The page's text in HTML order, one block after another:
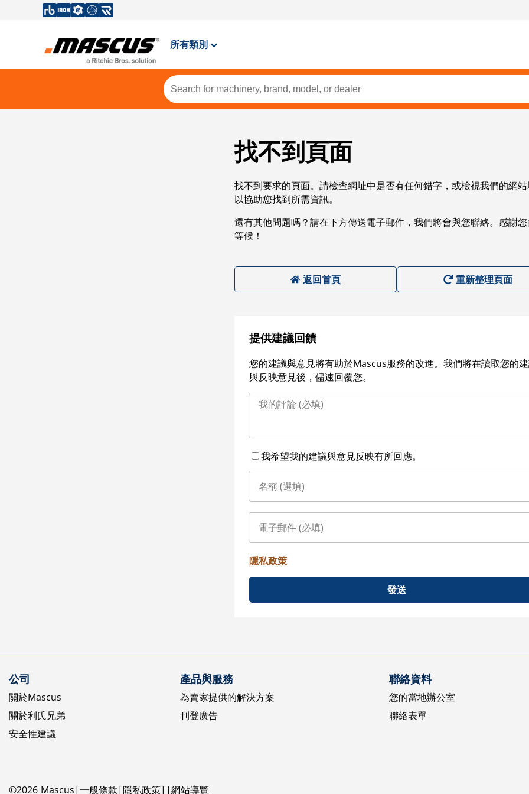
所有類別
找不到頁面
找不到要求的頁面。請檢查網址中是否有任何錯字，或檢視我們的網
以協助您找到所需資訊。
還有其他問題嗎？請在下方傳送電子郵件，我們將會與您聯絡。感謝
等候！
返回首頁 重新整理頁面
提供建議回饋
您的建議與意見將有助於Mascus服務的改進。我們將在讀取您的
與反映意見後，儘速回覆您。
我希望我的建議與意見反映有所回應。
隱私政策
發送
公司
關於Mascus
關於利氏兄弟
安全性建議
產品與服務
為賣家提供的解決方案
刊登廣告
聯絡資料
您的當地辦公室
聯絡表單
©2026 Mascus 一般條款 隱私政策 網站導覽